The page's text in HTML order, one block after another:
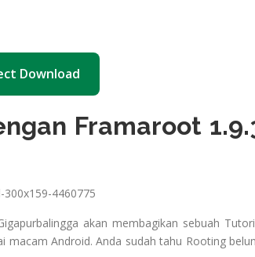
Download
Framaroot
akan membagikan sebuah
macam Android. Anda sudah tahu Rooting